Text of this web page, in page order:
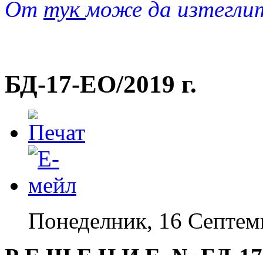
От тукможе да
БД-17-EO/2019 г.
Понеделник, 16